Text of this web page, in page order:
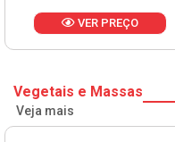
VER PREÇO
Vegetais e Massas
Veja mais